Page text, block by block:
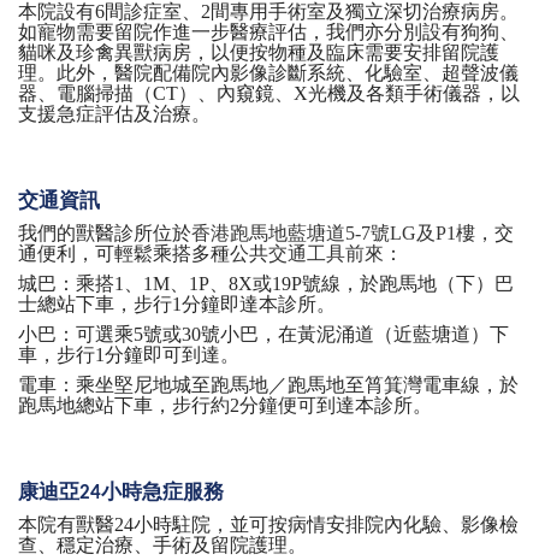
本院設有6間診症室、2間專用手術室及獨立深切治療病房。
如寵物需要留院作進一步醫療評估，我們亦分別設有狗狗、
貓咪及珍禽異獸病房，以便按物種及臨床需要安排留院護
理。此外，醫院配備院內影像診斷系統、化驗室、超聲波儀
器、電腦掃描（CT）、內窺鏡、X光機及各類手術儀器，以
支援急症評估及治療。
交通資訊
我們的獸醫診所位於香港跑馬地藍塘道5-7號LG及P1樓 ，交
通便利，可輕鬆乘搭多種公共交通工具前來 ：
城巴：乘搭1、1M、1P、8X或19P號線，於跑馬地（下）巴
士總站下車，步行1分鐘即達本診所。
小巴：可選乘5號或30號小巴，在黃泥涌道（近藍塘道）下
車，步行1分鐘即可到達。
電車：乘坐堅尼地城至跑馬地／跑馬地至筲箕灣電車線，於
跑馬地總站下車，步行約2分鐘便可到達本診所。
康迪亞24小時急症服務
本院有獸醫24小時駐院，並可按病情安排院內化驗、影像檢
查、穩定治療、手術及留院護理。